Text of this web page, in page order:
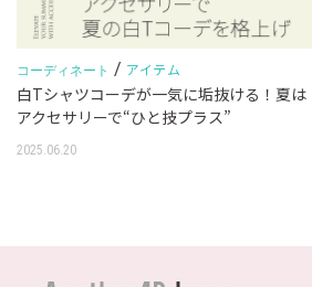
コーディネート / アイテム
白Tシャツコーデが一気に垢抜ける！夏は
アクセサリーで“ひと技プラス”
2025.06.20